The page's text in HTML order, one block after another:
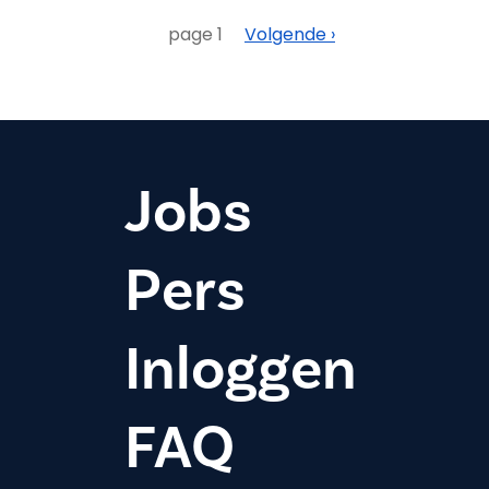
Paginering
page 1 Volgende
Volgende ›
Jobs
Pers
Inloggen
FAQ